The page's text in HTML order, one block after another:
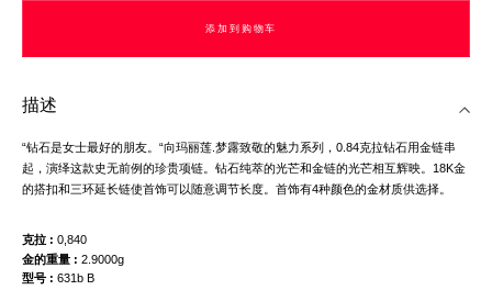
添加到购物车
描述
“钻石是女士最好的朋友。“向玛丽莲.梦露致敬的魅力系列，0.84克拉钻石用金链串
起，演绎这款史无前例的珍贵项链。钻石纯萃的光芒和金链的光芒相互辉映。18K金
的搭扣和三环延长链使首饰可以随意调节长度。首饰有4种颜色的金材质供选择。
克拉
0,840
金的重量
2.9000g
型号
631b B